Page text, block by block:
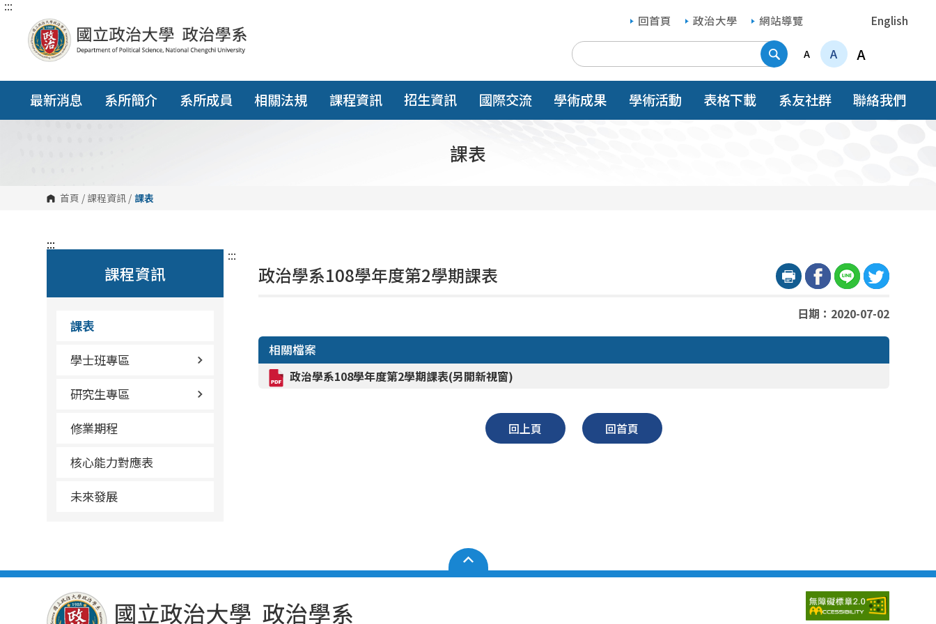
跳
塊
:::
回首頁 政治大學 網站導覽 English
搜尋A A A
最新消息 系所簡介 系所成員 相關法規 課程資訊 招生資訊 國際交流 學術成果 學術活動 表格下載 系友社群 聯絡我們
課表
首頁 / 課程資訊 / 課表
:::
課程資訊
課表
學士班專區
研究生專區
修業期程
核心能力對應表
未來發展
:::
政治學系108學年度第2學期課表
日期：2020-07-02
相關檔案
政治學系108學年度第2學期課表(另開新視窗)
回上頁 回首頁